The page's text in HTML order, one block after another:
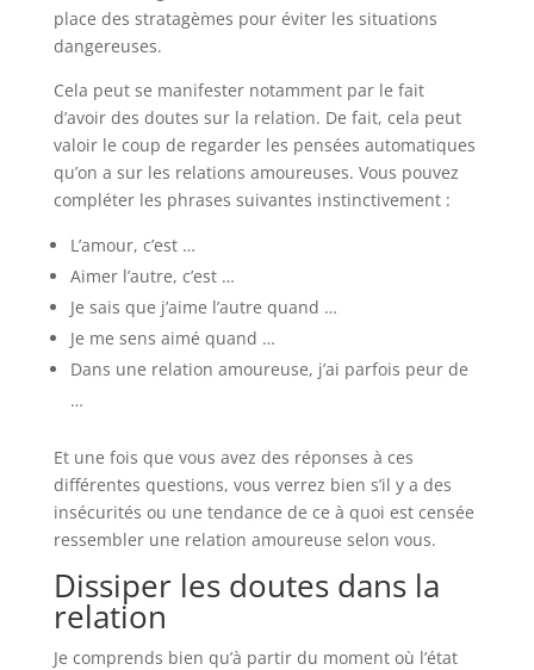
place des stratagèmes pour éviter les situations
dangereuses.
Cela peut se manifester notamment par le fait
d’avoir des doutes sur la relation. De fait, cela peut
valoir le coup de regarder les pensées automatiques
qu’on a sur les relations amoureuses. Vous pouvez
compléter les phrases suivantes instinctivement :
L’amour, c’est …
Aimer l’autre, c’est …
Je sais que j’aime l’autre quand …
Je me sens aimé quand …
Dans une relation amoureuse, j’ai parfois peur de
…
Et une fois que vous avez des réponses à ces
différentes questions, vous verrez bien s’il y a des
insécurités ou une tendance de ce à quoi est censée
ressembler une relation amoureuse selon vous.
Dissiper les doutes dans la
relation
Je comprends bien qu’à partir du moment où l’état